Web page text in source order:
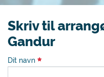
Skriv til
Gandur
Dit navn